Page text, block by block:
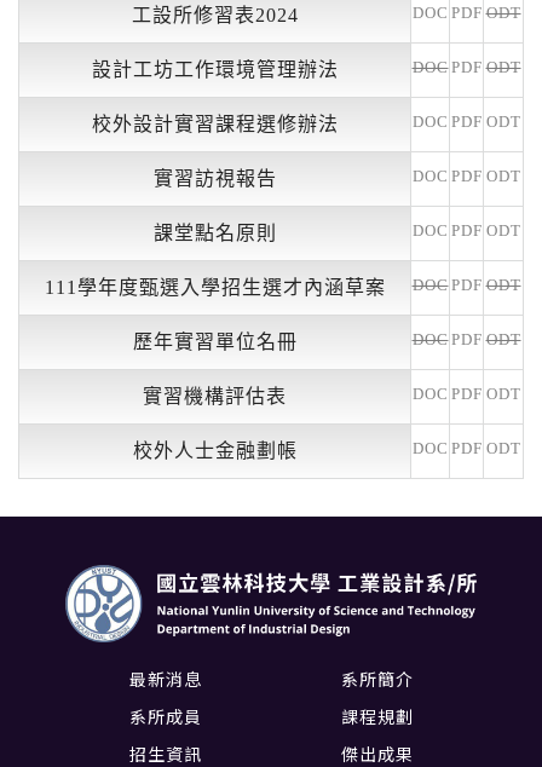
工設所修習表2024 DOC PDF ODT
設計工坊工作環境管理辦法 DOCPDF ODT
校外設計實習課程選修辦法 DOC PDF ODT
實習訪視報告 DOC PDF ODT
課堂點名原則 DOC PDF ODT
111學年度甄選入學招生選才內涵草案 DOCPDF ODT
歷年實習單位名冊 DOCPDF ODT
實習機構評估表 DOC PDF ODT
校外人士金融劃帳 DOC PDF ODT
最新消息
系所簡介
系所成員
課程規劃
招生資訊
傑出成果